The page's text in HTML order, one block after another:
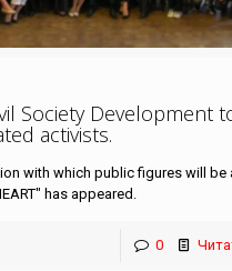
Society Development
activists.
with which public figures will be
has appeared.
0